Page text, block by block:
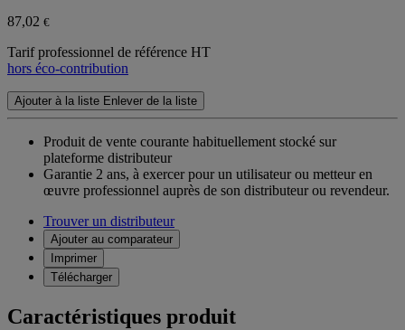
87,02 €
Tarif professionnel de référence HT
hors éco-contribution
Ajouter à la liste Enlever de la liste
Produit de vente courante habituellement stocké sur
plateforme distributeur
Garantie 2 ans, à exercer pour un utilisateur ou metteur en
œuvre professionnel auprès de son distributeur ou revendeur.
Trouver un distributeur
Ajouter au comparateur
Imprimer
Télécharger
Caractéristiques produit